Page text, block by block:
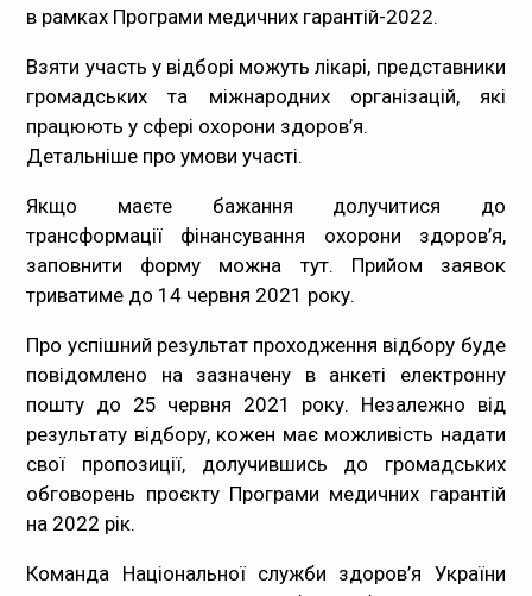
в рамках Програми медичних гарантій-2022.
Взяти участь у відборі можуть лікарі, представники
громадських та міжнародних організацій, які
працюють у сфері охорони здоров’я.
Детальніше про умови участі.
Якщо маєте бажання долучитися до
трансформації фінансування охорони здоров’я,
заповнити форму можна тут. Прийом заявок
триватиме до 14 червня 2021 року.
Про успішний результат проходження відбору буде
повідомлено на зазначену в анкеті електронну
пошту до 25 червня 2021 року. Незалежно від
результату відбору, кожен має можливість надати
свої пропозиції, долучившись до громадських
обговорень проєкту Програми медичних гарантій
на 2022 рік.
Команда Національної служби здоров’я України